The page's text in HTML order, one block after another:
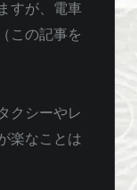
すが、電車
この記事を
クシーやレ
楽なことは